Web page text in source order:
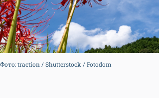
traction / Shutterstock / Fotodom